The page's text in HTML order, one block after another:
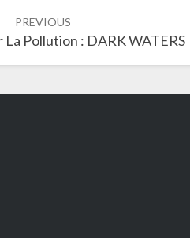
PREVIOUS
La Pollution : DARK WATERS